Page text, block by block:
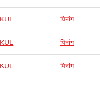
KUL पिनांग
KUL पिनांग
KUL पिनांग